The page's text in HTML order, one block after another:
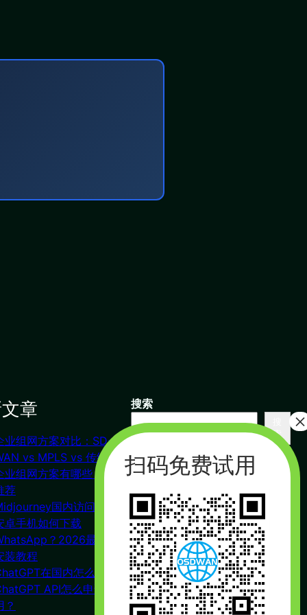
章
业组网方案对比：SD-
vs MPLS vs 传统VPN
业组网方案有哪些？对比
荐
国内访问教程
卓手机如何下载
？2026最新下载
装教程
在国内怎么注册？
API怎么申请使
？
搜索
索
联系我们
杭州（总部） 北京 长沙
广州
合作：17357178761（微信同
号）
周一到周五 : 9:00 – 21:00